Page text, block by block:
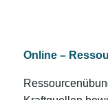
Online –